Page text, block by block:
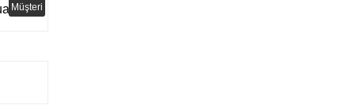
Müşteri